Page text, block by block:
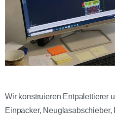
Wir konstruieren Entpalettierer
Einpacker,